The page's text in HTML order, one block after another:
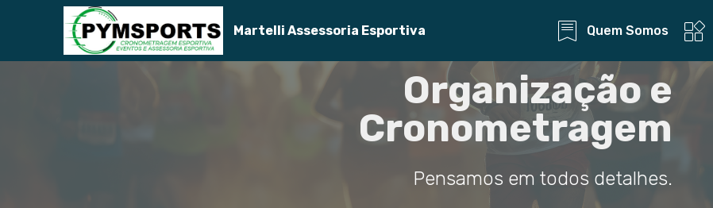
Martelli Assessoria Esportiva Quem Somos
Organização e
Cronometragem
Pensamos em todos detalhes.